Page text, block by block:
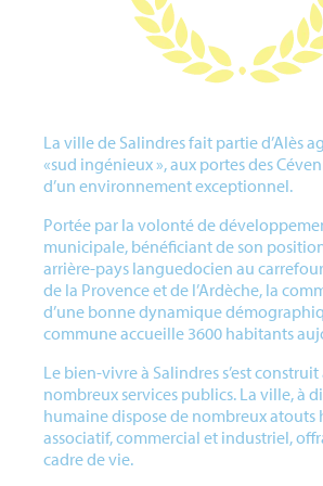
La ville de Salindres fait partie d’Alès
«sud ingénieux », aux portes des
d’un environnement exceptionnel.
Portée par la volonté de
municipale, bénéficiant de son
arrière-pays languedocien au
de la Provence et de l’Ardèche, la
d’une bonne dynamique
commune accueille 3600 habitants
Le bien-vivre à Salindres s’est
nombreux services publics. La ville, à
humaine dispose de nombreux atouts
associatif, commercial et industriel,
cadre de vie.